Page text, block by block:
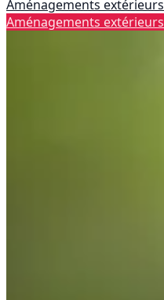
Aménagements extérieurs
Aménagements extérieurs